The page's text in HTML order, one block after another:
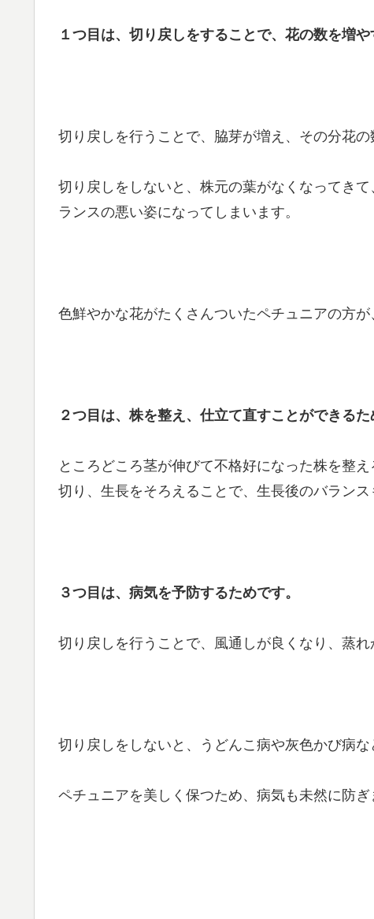
１つ目は、切り戻しをすることで、花の数を増や
切り戻しを行うことで、脇芽が増え、その分花の
切り戻しをしないと、株元の葉がなくなってき
ランスの悪い姿になってしまいます。
色鮮やかな花がたくさんついたペチュニアの方が
２つ目は、株を整え、仕立て直すことができるた
ところどころ茎が伸びて不格好になった株を整
切り、生長をそろえることで、生長後のバランス
３つ目は、病気を予防するためです。
切り戻しを行うことで、風通しが良くなり、蒸
切り戻しをしないと、うどんこ病や灰色かび病な
ペチュニアを美しく保つため、病気も未然に防ぎ